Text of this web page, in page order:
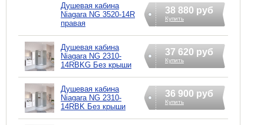
Душевая кабина
Niagara NG 3520-14R
правая
38 880 руб
Купить
Душевая кабина
Niagara NG 2310-
14RBKG Без крыши
37 620 руб
Купить
Душевая кабина
Niagara NG 2310-
14RBK Без крыши
36 900 руб
Купить